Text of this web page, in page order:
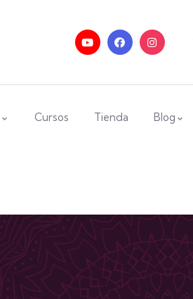
Cursos Tienda Blog